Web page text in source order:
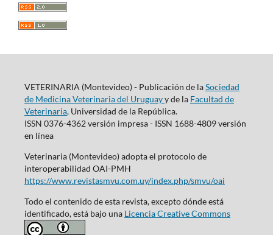
VETERINARIA (Montevideo) - Publicación de laSociedad
de Medicina Veterinaria del Uruguayy de la Facultad de
Veterinaria, Universidad de la República.
ISSN 0376-4362 versión impresa - ISSN 1688-4809 versión
en línea
Veterinaria (Montevideo) adopta el protocolo de
interoperabilidad OAI-PMH
https://www.revistasmvu.com.uy/index.php/smvu/oai
Todo el contenido de esta revista, excepto dónde está
identificado, está bajo una Licencia Creative Commons